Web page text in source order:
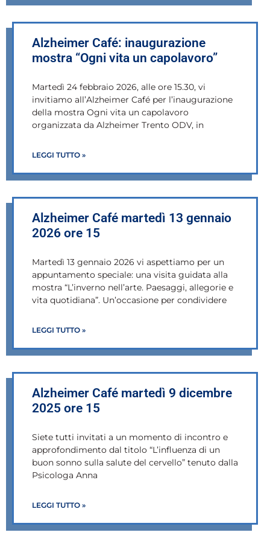
Alzheimer Café: inaugurazione
mostra “Ogni vita un capolavoro”
Martedì 24 febbraio 2026, alle ore 15.30, vi
invitiamo all’Alzheimer Café per l’inaugurazione
della mostra Ogni vita un capolavoro
organizzata da Alzheimer Trento ODV, in
LEGGI TUTTO »
Alzheimer Café martedì 13 gennaio
2026 ore 15
Martedì 13 gennaio 2026 vi aspettiamo per un
appuntamento speciale: una visita guidata alla
mostra “L’inverno nell’arte. Paesaggi, allegorie e
vita quotidiana”. Un’occasione per condividere
LEGGI TUTTO »
Alzheimer Café martedì 9 dicembre
2025 ore 15
Siete tutti invitati a un momento di incontro e
approfondimento dal titolo “L’influenza di un
buon sonno sulla salute del cervello” tenuto dalla
Psicologa Anna
LEGGI TUTTO »